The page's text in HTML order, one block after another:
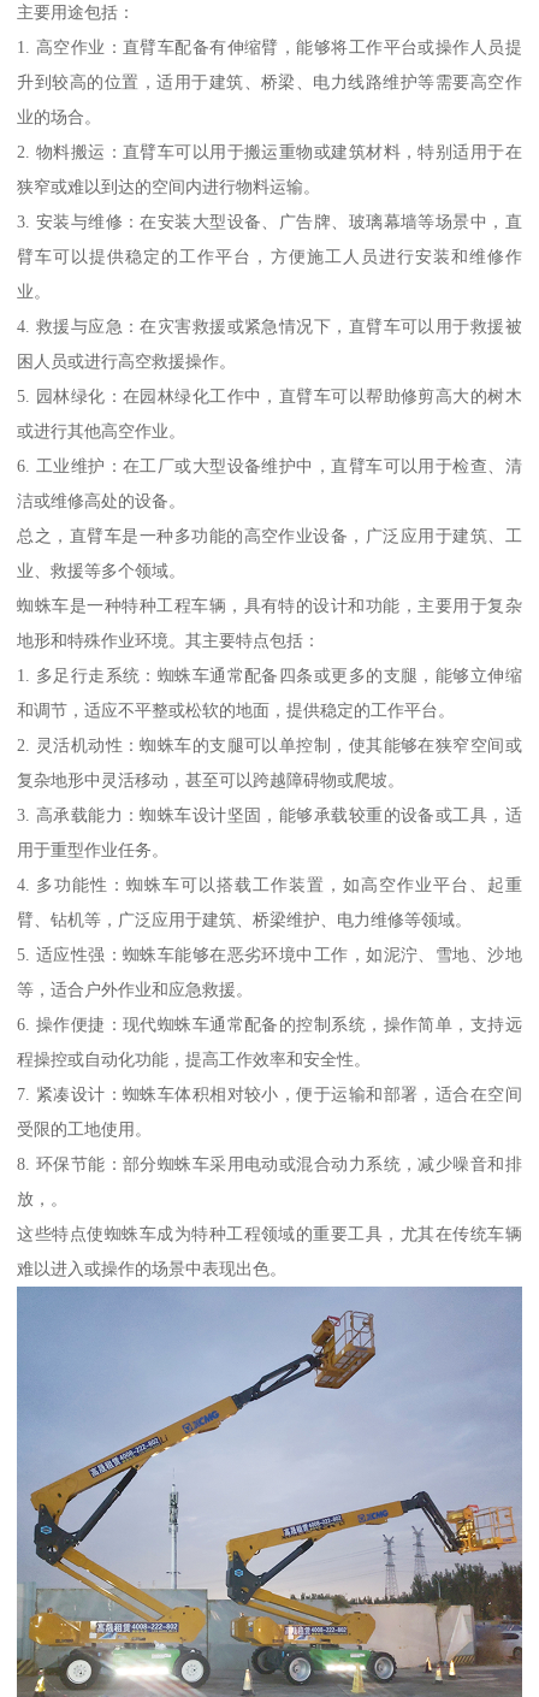
主要用途包括：
1. 高空作业：直臂车配备有伸缩臂，能够将工作平台或操作人员提
升到较高的位置，适用于建筑、桥梁、电力线路维护等需要高空作
业的场合。
2. 物料搬运：直臂车可以用于搬运重物或建筑材料，特别适用于在
狭窄或难以到达的空间内进行物料运输。
3. 安装与维修：在安装大型设备、广告牌、玻璃幕墙等场景中，直
臂车可以提供稳定的工作平台，方便施工人员进行安装和维修作
业。
4. 救援与应急：在灾害救援或紧急情况下，直臂车可以用于救援被
困人员或进行高空救援操作。
5. 园林绿化：在园林绿化工作中，直臂车可以帮助修剪高大的树木
或进行其他高空作业。
6. 工业维护：在工厂或大型设备维护中，直臂车可以用于检查、清
洁或维修高处的设备。
总之，直臂车是一种多功能的高空作业设备，广泛应用于建筑、工
业、救援等多个领域。
蜘蛛车是一种特种工程车辆，具有特的设计和功能，主要用于复杂
地形和特殊作业环境。其主要特点包括：
1. 多足行走系统：蜘蛛车通常配备四条或更多的支腿，能够立伸缩
和调节，适应不平整或松软的地面，提供稳定的工作平台。
2. 灵活机动性：蜘蛛车的支腿可以单控制，使其能够在狭窄空间或
复杂地形中灵活移动，甚至可以跨越障碍物或爬坡。
3. 高承载能力：蜘蛛车设计坚固，能够承载较重的设备或工具，适
用于重型作业任务。
4. 多功能性：蜘蛛车可以搭载工作装置，如高空作业平台、起重
臂、钻机等，广泛应用于建筑、桥梁维护、电力维修等领域。
5. 适应性强：蜘蛛车能够在恶劣环境中工作，如泥泞、雪地、沙地
等，适合户外作业和应急救援。
6. 操作便捷：现代蜘蛛车通常配备的控制系统，操作简单，支持远
程操控或自动化功能，提高工作效率和安全性。
7. 紧凑设计：蜘蛛车体积相对较小，便于运输和部署，适合在空间
受限的工地使用。
8. 环保节能：部分蜘蛛车采用电动或混合动力系统，减少噪音和排
放，。
这些特点使蜘蛛车成为特种工程领域的重要工具，尤其在传统车辆
难以进入或操作的场景中表现出色。